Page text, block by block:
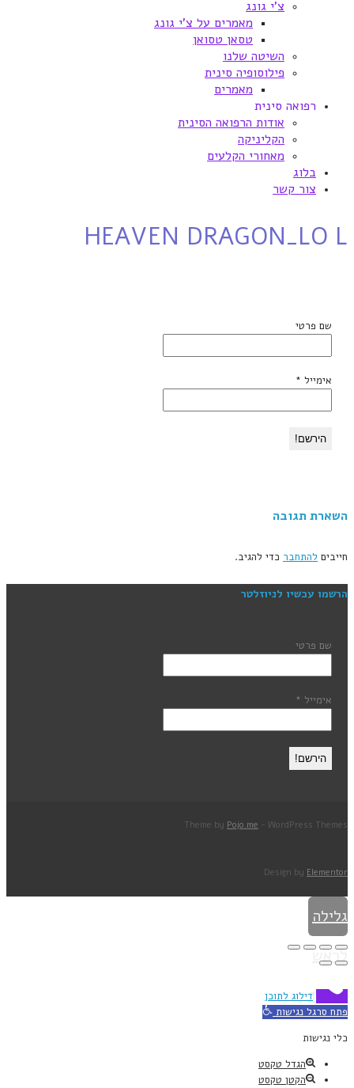
צ'י גונג
מאמרים על צ'י גונג
טסאן טסואן
השיטה שלנו
פילוסופיה סינית
מאמרים
רפואה סינית
אודות הרפואה הסינית
הקליניקה
מאחורי הקלעים
בלוג
צור קשר
HEAVEN DRAGON_LO L
שם פרטי
אימייל *
השארת תגובה
חייבים להתחבר כדי להגיב.
הרשמו עכשיו לניוזלטר
שם פרטי
אימייל *
Theme by Pojo.me - WordPress Themes
Design by Elementor
גלילה
לראש
העמודדילוג לתוכן
פתח סרגל נגישות
כלי נגישות
הגדל טקסט
הקטן טקסט